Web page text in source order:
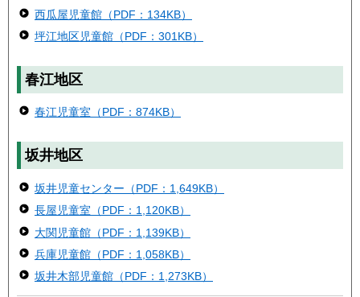
西瓜屋児童館（PDF：134KB）
坪江地区児童館（PDF：301KB）
春江地区
春江児童室（PDF：874KB）
坂井地区
坂井児童センター（PDF：1,649KB）
長屋児童室（PDF：1,120KB）
大関児童館（PDF：1,139KB）
兵庫児童館（PDF：1,058KB）
坂井木部児童館（PDF：1,273KB）